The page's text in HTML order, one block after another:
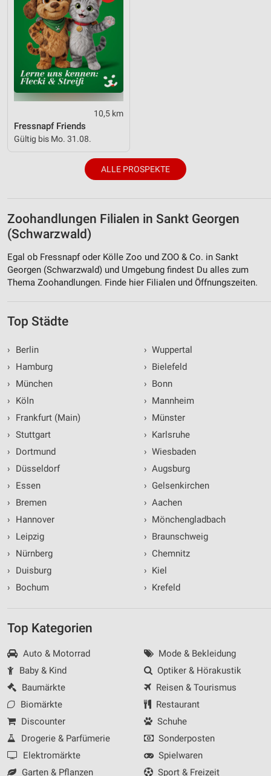
10,5 km
Fressnapf Friends
Gültig bis Mo. 31.08.
ALLE PROSPEKTE
Zoohandlungen Filialen in Sankt Georgen
(Schwarzwald)
Egal ob Fressnapf oder Kölle Zoo und ZOO & Co. in Sankt
Georgen (Schwarzwald) und Umgebung findest Du alles zum
Thema Zoohandlungen. Finde hier Filialen und Öffnungszeiten.
Top Städte
›
Berlin
›
Hamburg
›
München
›
Köln
›
Frankfurt (Main)
› Stuttgart
›
Dortmund
›
Düsseldorf
›
Essen
›
Bremen
›
Hannover
›
Leipzig
›
Nürnberg
›
Duisburg
›
Bochum
› Wuppertal
› Bielefeld
› Bonn
› Mannheim
› Münster
› Karlsruhe
› Wiesbaden
› Augsburg
› Gelsenkirchen
› Aachen
› Mönchengladbach
› Braunschweig
› Chemnitz
› Kiel
› Krefeld
Top Kategorien
Auto & Motorrad
Baby & Kind
Baumärkte
Biomärkte
Discounter
Drogerie & Parfümerie
Elektromärkte
Garten & Pflanzen
Mode & Bekleidung
Optiker & Hörakustik
Reisen & Tourismus
Restaurant
Schuhe
Sonderposten
Spielwaren
Sport & Freizeit